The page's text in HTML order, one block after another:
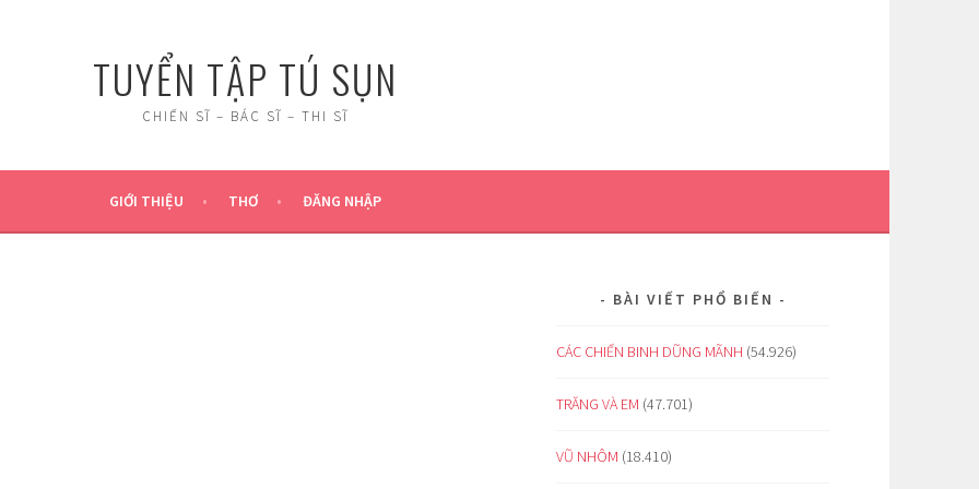
TUYỂN TẬP TÚ SỤN
CHIẾN SĨ – BÁC SĨ – THI SĨ
GIỚI THIỆU THƠ ĐĂNG NHẬP
BÀI VIẾT PHỔ BIẾN
CÁC CHIẾN BINH DŨNG MÃNH (54.926)
TRĂNG VÀ EM (47.701)
VŨ NHÔM (18.410)